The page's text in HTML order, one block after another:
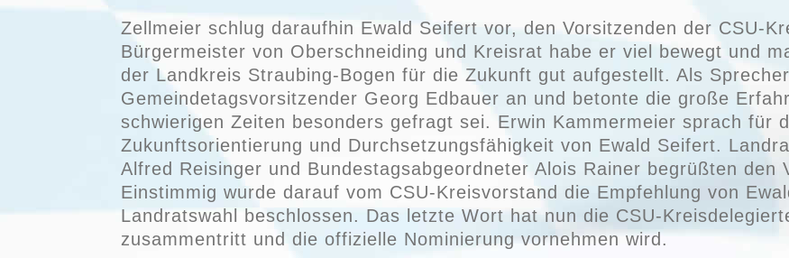
Zellmeier schlug daraufhin Ewald Seifert vor, den Vorsitzenden der CSU-
Bürgermeister von Oberschneiding und Kreisrat habe er viel bewegt und
der Landkreis Straubing-Bogen für die Zukunft gut aufgestellt. Als
Gemeindetagsvorsitzender Georg Edbauer an und betonte die große
schwierigen Zeiten besonders gefragt sei. Erwin Kammermeier sprach für
Zukunftsorientierung und Durchsetzungsfähigkeit von Ewald Seifert.
Alfred Reisinger und Bundestagsabgeordneter Alois Rainer begrüßten den
Einstimmig wurde darauf vom CSU-Kreisvorstand die Empfehlung von
Landratswahl beschlossen. Das letzte Wort hat nun die CSU-
zusammentritt und die offizielle Nominierung vornehmen wird.